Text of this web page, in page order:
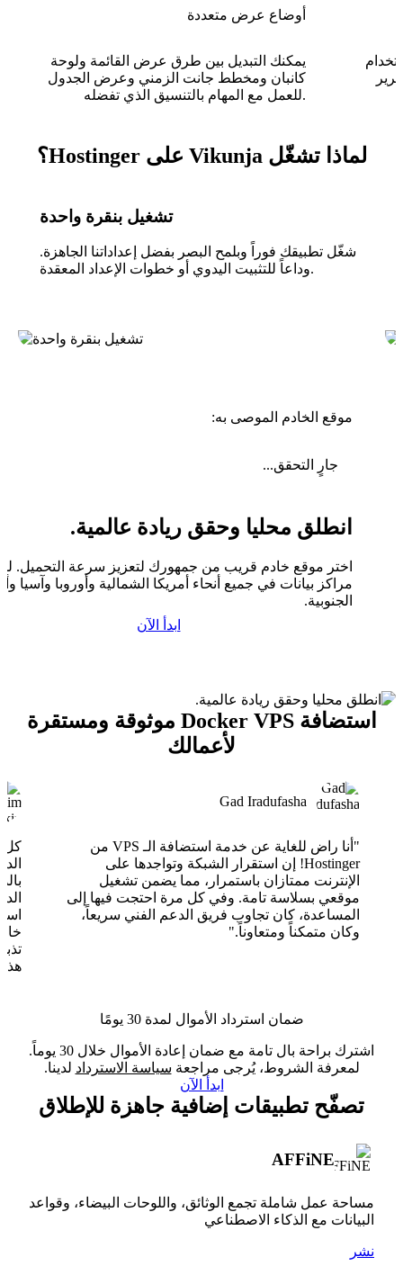
أوضاع عرض متعددة
يمكنك التبديل بين طرق عرض القائمة ولوحة
كانبان ومخطط جانت الزمني وعرض الجدول
للعمل مع المهام بالتنسيق الذي تفضله.
لماذا تشغّل Vikunja على Hostinger؟
تشغيل بنقرة واحدة
شغّل تطبيقك فوراً وبلمح البصر بفضل إعداداتنا الجاهزة.
وداعاً للتثبيت اليدوي أو خطوات الإعداد المعقدة.
موقع الخادم الموصى به:
جارٍ التحقق...
انطلق محليا وحقق ريادة عالمية.
اختر موقع خادم قريب من جمهورك لتعزيز سرعة التحميل.
مراكز بيانات في جميع أنحاء أمريكا الشمالية وأوروبا وآسيا
الجنوبية.
ابدأ الآن
استضافة Docker VPS موثوقة ومستقرة
لأعمالك
Gad Iradufasha
"أنا راض للغاية عن خدمة استضافة الـ VPS من
Hostinger! إن استقرار الشبكة وتواجدها على
الإنترنت ممتازان باستمرار، مما يضمن تشغيل
موقعي بسلاسة تامة. وفي كل مرة احتجت فيها إلى
المساعدة، كان تجاوب فريق الدعم الفني سريعاً،
وكان متمكناً ومتعاوناً."
هذا
ضمان استرداد الأموال لمدة 30 يومًا
اشترك براحة بال تامة مع ضمان إعادة الأموال خلال 30 يوماً.
لمعرفة الشروط، يُرجى مراجعة سياسة الاسترداد لدينا.
ابدأ الآن
تصفّح تطبيقات إضافية جاهزة للإطلاق
AFFiNE
مساحة عمل شاملة تجمع الوثائق، واللوحات البيضاء، وقواعد
البيانات مع الذكاء الاصطناعي
نشر